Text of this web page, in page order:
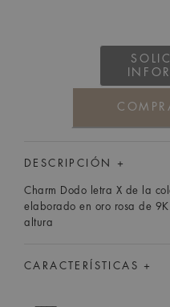
DESCRIPCIÓN +
Charm Dodo letra X de la
elaborado en oro rosa de
altura
CARACTERÍSTICAS +